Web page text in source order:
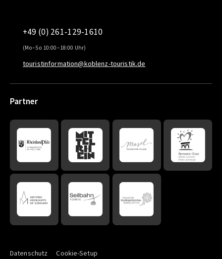
+49 (0) 261-129-1610
(Mo–So 10:00–18:00 Uhr)
touristinformation@koblenz-touristik.de
Partner
Datenschutz Cookie-Setup